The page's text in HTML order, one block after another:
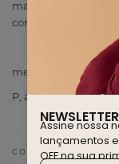
marcada, saia reta,
comprimento
medidas
P, altura 1,76m,
NEWSLETTER
Assine nossa
lançamentos
OFF na sua